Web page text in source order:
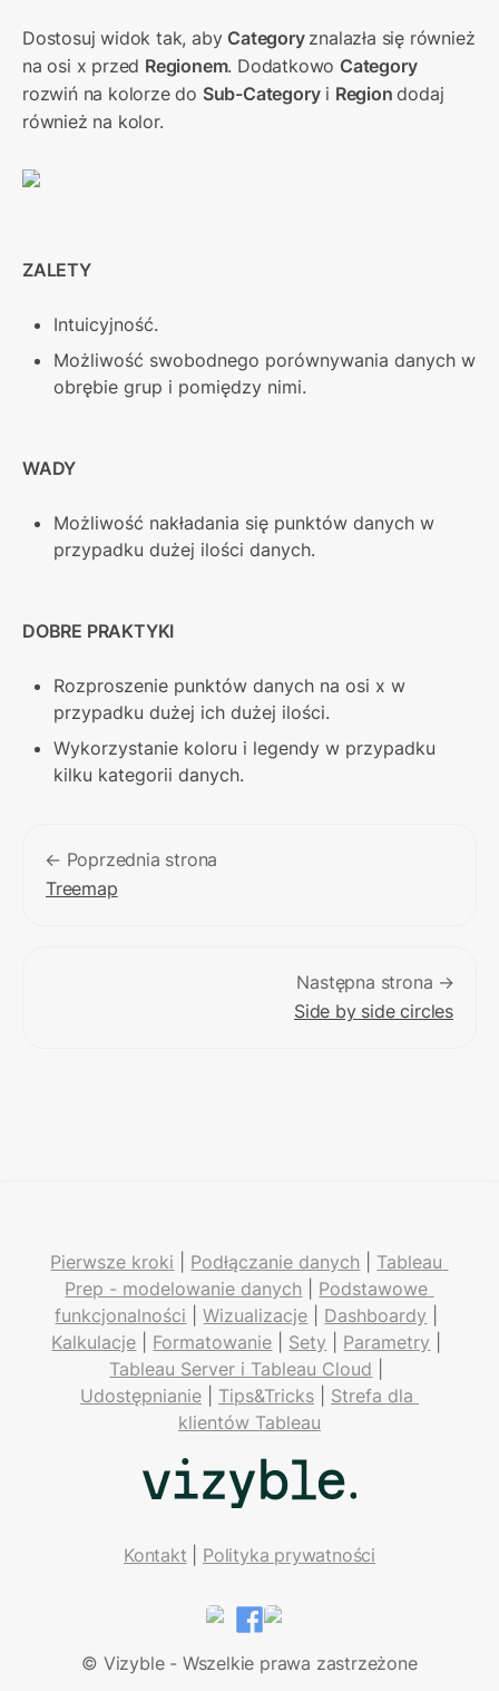
Dostosuj widok tak, aby Category znalazła się również
na osi x przed Regionem. Dodatkowo
Category
rozwiń na kolorze do Sub-Category i Region dodaj
również na kolor.
ZALETY
Intuicyjność.
Możliwość swobodnego porównywania danych w
obrębie grup i pomiędzy nimi.
WADY
Możliwość nakładania się punktów danych w
przypadku dużej ilości danych.
DOBRE PRAKTYKI
Rozproszenie punktów danych na osi x w
przypadku dużej ich dużej ilości.
Wykorzystanie koloru i legendy w przypadku
kilku kategorii danych.
← Poprzednia strona
Treemap
Następna strona →
Side by side circles
Pierwsze kroki Podłączanie danych
Tableau
Prep - modelowanie danych
Podstawowe
funkcjonalności | Wizualizacje Dashboardy
Kalkulacje
Formatowanie Sety Parametry
Tableau Server i Tableau Cloud
Udostępnianie | Tips&Tricks | Strefa dla
klientów Tableau
Kontakt Polityka prywatności
LinkedInFacebook
© Vizyble - Wszelkie prawa zastrzeżone